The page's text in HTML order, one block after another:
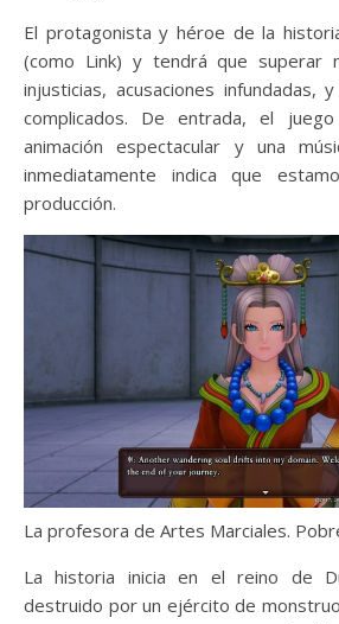
El protagonista y héroe de la
(como Link) y tendrá que superar
injusticias, acusaciones infundadas,
complicados. De entrada, el
animación espectacular y una
inmediatamente indica que
producción.
La profesora de Artes Marciales.
La historia inicia en el reino de
destruido por un ejército de